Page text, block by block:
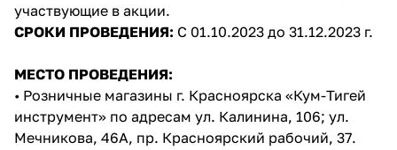
участвующие в акции.
СРОКИ ПРОВЕДЕНИЯ: С 01.10.2023 до 31.12.2023 г.
МЕСТО ПРОВЕДЕНИЯ:
• Розничные магазины г. Красноярска «Кум-Тигей
инструмент» по адресам ул. Калинина, 106; ул.
Мечникова, 46А, пр. Красноярский рабочий, 37.